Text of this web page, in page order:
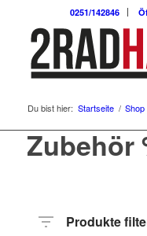
0251/142846
Du bist hier: Startseite / Shop
Zubehör
Produkte